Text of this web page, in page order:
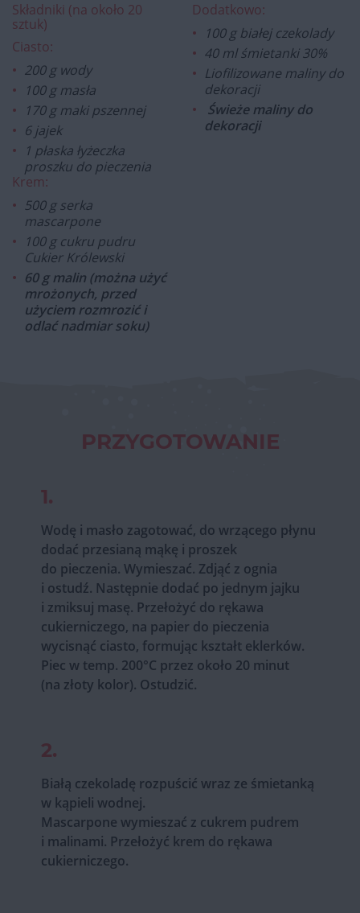
Składniki (na około 20
sztuk)
Ciasto:
200 g wody
100 g masła
170 g maki pszennej
6 jajek
1 płaska łyżeczka
proszku do pieczenia
Krem:
500 g serka
mascarpone
100 g cukru pudru
Cukier Królewski
60 g malin (można użyć
mrożonych, przed
użyciem rozmrozić i
odlać nadmiar soku)
Dodatkowo:
100 g białej czekolady
40 ml śmietanki 30%
Liofilizowane maliny do
dekoracji
Świeże maliny do
dekoracji
PRZYGOTOWANIE
1.
Wodę i masło zagotować, do wrzącego płynu
dodać przesianą mąkę i proszek
do pieczenia. Wymieszać. Zdjąć z ognia
i ostudź. Następnie dodać po jednym jajku
i zmiksuj masę. Przełożyć do rękawa
cukierniczego, na papier do pieczenia
wycisnąć ciasto, formując kształt eklerków.
Piec w temp. 200°C przez około 20 minut
(na złoty kolor). Ostudzić.
2.
Białą czekoladę rozpuścić wraz ze śmietanką
w kąpieli wodnej.
Mascarpone wymieszać z cukrem pudrem
i malinami. Przełożyć krem do rękawa
cukierniczego.